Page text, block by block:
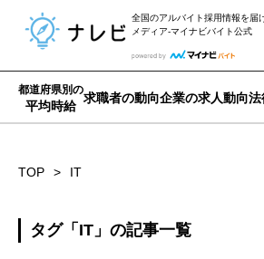
全国のアルバイト採用情報を届
メディア-マイナビバイト公式
都道府県別の
平均時給
求職者の動向企業の求人動向法
TOP IT
タグ「IT」の記事一覧